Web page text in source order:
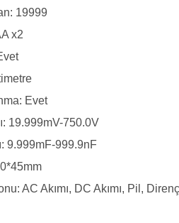
19999
x2
Evet
19.999mV-750.0V
9.999mF-999.9nF
AC Akımı, DC Akımı, Pil,